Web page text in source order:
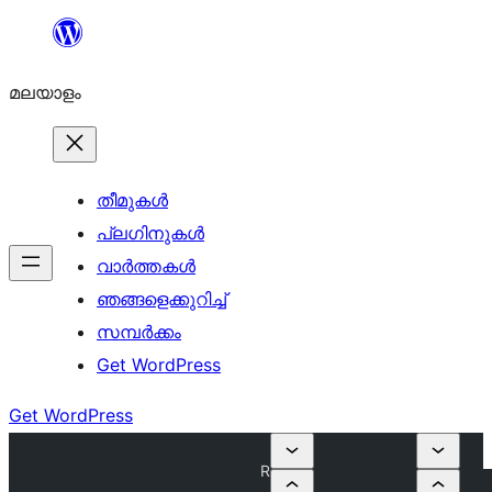
ഉള്ളടക്കത്തിലേക്ക്
മലയാളം
തീമുകൾ
പ്ലഗിനുകൾ
വാര്‍ത്തകള്‍
ഞങ്ങളെക്കുറിച്ച്
സമ്പര്‍ക്കം
Get WordPress
Get WordPress
R